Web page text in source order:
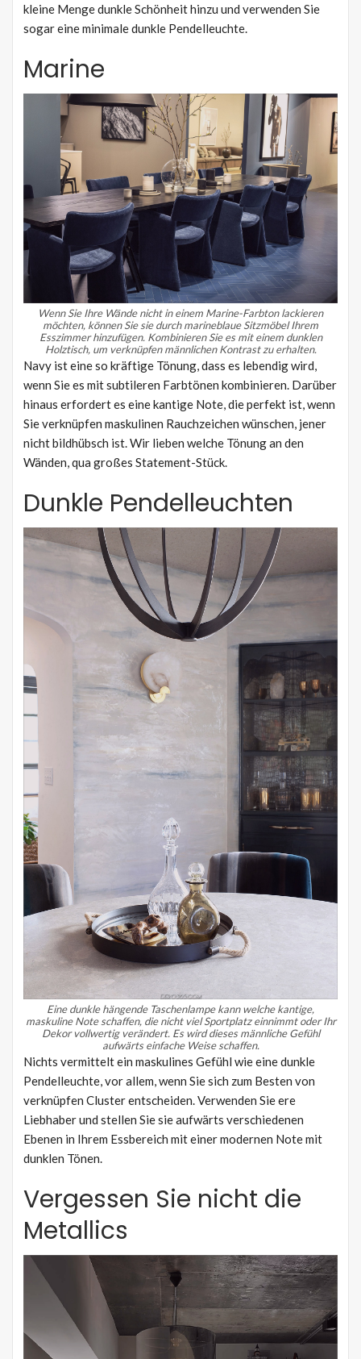
kleine Menge dunkle Schönheit hinzu und verwenden Sie
sogar eine minimale dunkle Pendelleuchte.
Marine
Wenn Sie Ihre Wände nicht in einem Marine-Farbton lackieren
möchten, können Sie sie durch marineblaue Sitzmöbel Ihrem
Esszimmer hinzufügen. Kombinieren Sie es mit einem dunklen
Holztisch, um verknüpfen männlichen Kontrast zu erhalten.
Navy ist eine so kräftige Tönung, dass es lebendig wird,
wenn Sie es mit subtileren Farbtönen kombinieren. Darüber
hinaus erfordert es eine kantige Note, die perfekt ist, wenn
Sie verknüpfen maskulinen Rauchzeichen wünschen, jener
nicht bildhübsch ist. Wir lieben welche Tönung an den
Wänden, qua großes Statement-Stück.
Dunkle Pendelleuchten
Eine dunkle hängende Taschenlampe kann welche kantige,
maskuline Note schaffen, die nicht viel Sportplatz einnimmt oder Ihr
Dekor vollwertig verändert. Es wird dieses männliche Gefühl
aufwärts einfache Weise schaffen.
Nichts vermittelt ein maskulines Gefühl wie eine dunkle
Pendelleuchte, vor allem, wenn Sie sich zum Besten von
verknüpfen Cluster entscheiden. Verwenden Sie ere
Liebhaber und stellen Sie sie aufwärts verschiedenen
Ebenen in Ihrem Essbereich mit einer modernen Note mit
dunklen Tönen.
Vergessen Sie nicht die
Metallics